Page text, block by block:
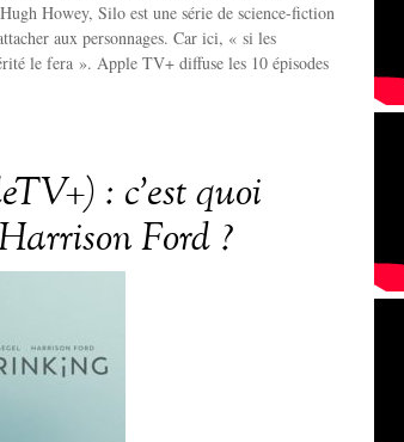
Howey, Silo est une série de science-fiction
aux personnages. Car ici, « si les
le fera ». Apple TV+ diffuse les 10 épisodes
: c’est quoi
Ford ?